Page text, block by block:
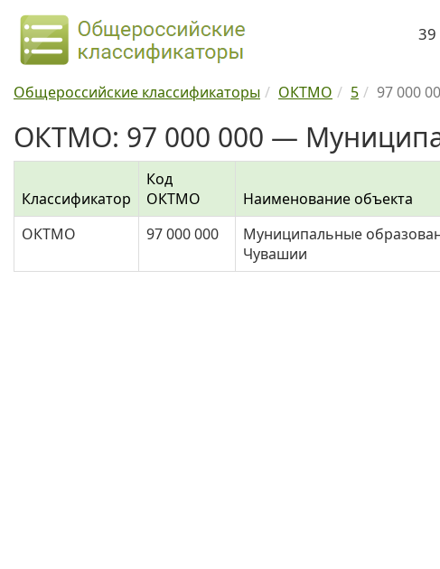
39
Общероссийские классификаторы ОКТМО 5 97 000
ОКТМО: 97 000 000 —
Классификатор
Код
ОКТМО
Наименование объекта
ОКТМО
97 000 000
Муниципальные
Чувашии